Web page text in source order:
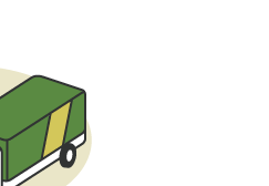
元年6月12日(水)
31年3月13日(水)